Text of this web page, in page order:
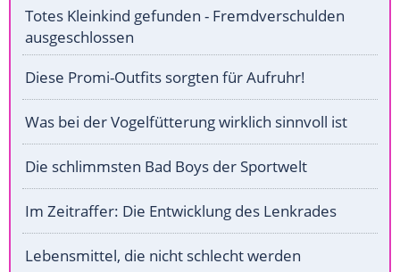
Totes Kleinkind gefunden - Fremdverschulden
ausgeschlossen
Diese Promi-Outfits sorgten für Aufruhr!
Was bei der Vogelfütterung wirklich sinnvoll ist
Die schlimmsten Bad Boys der Sportwelt
Im Zeitraffer: Die Entwicklung des Lenkrades
Lebensmittel, die nicht schlecht werden